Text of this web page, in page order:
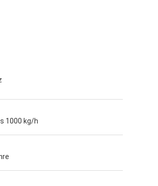
1000 kg/h